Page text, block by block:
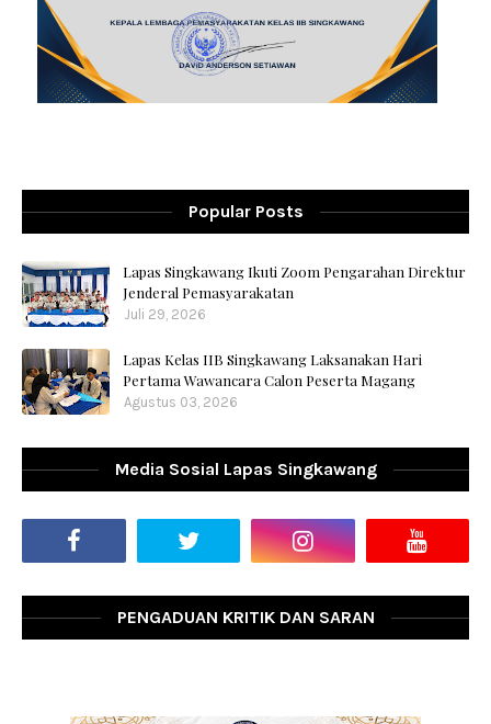
Popular Posts
Lapas Singkawang Ikuti Zoom Pengarahan Direktur
Jenderal Pemasyarakatan
Juli 29, 2026
Lapas Kelas IIB Singkawang Laksanakan Hari
Pertama Wawancara Calon Peserta Magang
Agustus 03, 2026
Media Sosial Lapas Singkawang
PENGADUAN KRITIK DAN SARAN